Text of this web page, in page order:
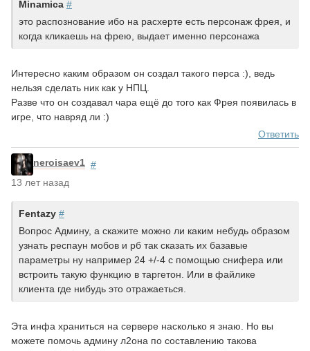
Minamica #
это распознование ибо на расхерте есть персонаж фрея, и
когда кликаешь на фрею, выдает именно персонажа
Интересно каким образом он создал такого перса :), ведь
нельзя сделать ник как у НПЦ.
Разве что он создавал чара ещё до того как Фрея появилась в
игре, что навряд ли :)
Ответить
neroisaev1 #
13 лет назад
Fentazy #
Вопрос Админу, а скажите можно ли каким небудь образом
узнать респаун мобов и рб так сказать их базавые
параметры ну например 24 +/-4 с помощью снифера или
встроить такую функцию в таргетон. Или в файлике
клиента где нибудь это отражаеться.
Эта инфа храниться на сервере насколько я знаю. Но вы
можете помочь админу л2она по составлению такова